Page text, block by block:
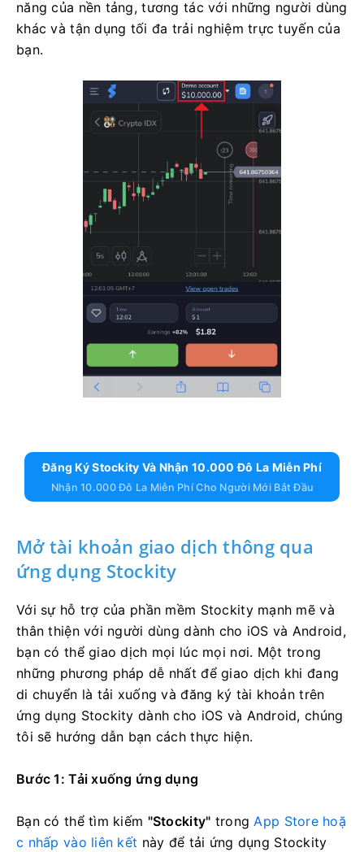
năng của nền tảng, tương tác với những người dùng
khác và tận dụng tối đa trải nghiệm trực tuyến của
bạn.
Đăng Ký Stockity Và Nhận 10.000 Đô La Miễn Phí
Nhận 10.000 Đô La Miễn Phí Cho Người Mới Bắt Đầu
Mở tài khoản giao dịch thông qua
ứng dụng Stockity
Với sự hỗ trợ của phần mềm Stockity mạnh mẽ và
thân thiện với người dùng dành cho iOS và Android,
bạn có thể giao dịch mọi lúc mọi nơi. Một trong
những phương pháp dễ nhất để giao dịch khi đang
di chuyển là tải xuống và đăng ký tài khoản trên
ứng dụng Stockity dành cho iOS và Android, chúng
tôi sẽ hướng dẫn bạn cách thực hiện.
Bước 1: Tải xuống ứng dụng
Bạn có thể tìm kiếm "Stockity" trongApp Store hoặ
c nhấp vào liên kết này để tải ứng dụng Stockity